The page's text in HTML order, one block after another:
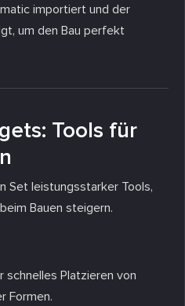
importiert und der
um den Bau perfekt
Tools für
Set leistungsstarker Tools,
Bauen steigern.
schnelles Platzieren von
Formen.